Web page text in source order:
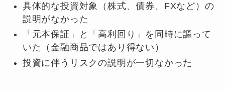
具体的な投資対象（株式、債券、FXなど）の
説明がなかった
「元本保証」と「高利回り」を同時に謳って
いた（金融商品ではあり得ない）
投資に伴うリスクの説明が一切なかった